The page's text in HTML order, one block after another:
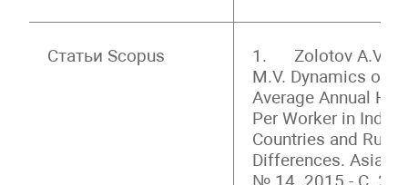
Статьи Scopus
1. Zolotov A.V.
M.V. Dynamics of
Average Annual
Per Worker in
Countries and
Differences. Asian
№ 14. 2015.- С.